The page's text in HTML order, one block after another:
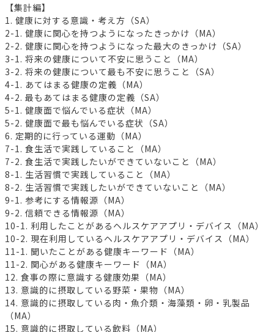
【集計編】
1. 健康に対する意識・考え方（SA）
2-1. 健康に関心を持つようになったきっかけ（MA）
2-2. 健康に関心を持つようになった最大のきっかけ（SA）
3-1. 将来の健康について不安に思うこと（MA）
3-2. 将来の健康について最も不安に思うこと（SA）
4-1. あてはまる健康の定義（MA）
4-2. 最もあてはまる健康の定義（SA）
5-1. 健康面で悩んでいる症状（MA）
5-2. 健康面で最も悩んでいる症状（SA）
6. 定期的に行っている運動（MA）
7-1. 食生活で実践していること（MA）
7-2. 食生活で実践したいができていないこと（MA）
8-1. 生活習慣で実践していること（MA）
8-2. 生活習慣で実践したいができていないこと（MA）
9-1. 参考にする情報源（MA）
9-2. 信頼できる情報源（MA）
10-1. 利用したことがあるヘルスケアアプリ・デバイス（MA）
10-2. 現在利用しているヘルスケアアプリ・デバイス（MA）
11-1. 聞いたことがある健康キーワード（MA）
11-2. 関心がある健康キーワード（MA）
12. 食事の際に意識する健康効果（MA）
13. 意識的に摂取している野菜・果物（MA）
14. 意識的に摂取している肉・魚介類・海藻類・卵・乳製品
（MA）
15. 意識的に摂取している飲料（MA）